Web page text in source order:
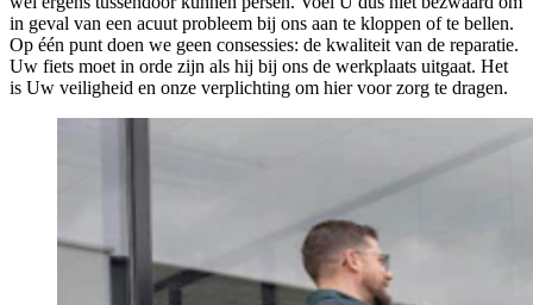
in geval van een acuut probleem bij ons aan te kloppen of te bellen.
Op één punt doen we geen consessies: de kwaliteit van de reparatie.
Uw fiets moet in orde zijn als hij bij ons de werkplaats uitgaat. Het
is Uw veiligheid en onze verplichting om hier voor zorg te dragen.